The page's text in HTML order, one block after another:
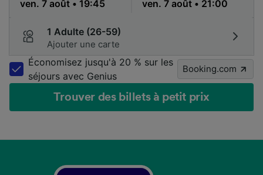
1 Adulte (26-59)
Ajouter une carte
Économisez jusqu'à 20 % sur les
séjours avec Genius
Booking.com
Trouver des billets à petit prix